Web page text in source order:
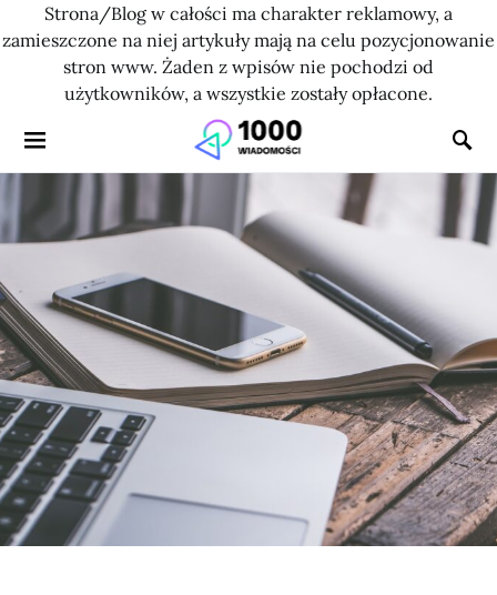
Strona/Blog w całości ma charakter reklamowy, a
zamieszczone na niej artykuły mają na celu pozycjonowanie
stron www. Żaden z wpisów nie pochodzi od
użytkowników, a wszystkie zostały opłacone.